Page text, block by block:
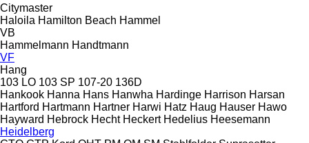
Citymaster
Haloila Hamilton Beach Hammel
VB
Hammelmann Handtmann
VF
Hang
103 LO 103 SP 107-20 136D
Hankook Hanna Hans Hanwha Hardinge Harrison Harsan
Hartford Hartmann Hartner Harwi Hatz Haug Hauser Hawo
Hayward Hebrock Hecht Heckert Hedelius Heesemann
Heidelberg